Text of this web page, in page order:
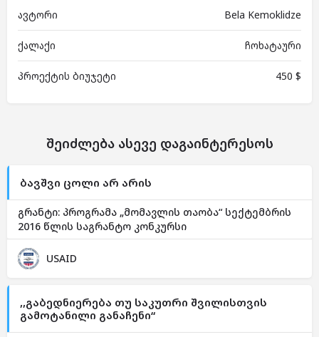
ავტორი
Bela Kemoklidze
ქალაქი ჩოხატაური
პროექტის ბიუჯეტი 450 $
შეიძლება ასევე დაგაინტერესოს
ბავშვი ცოლი არ არის
გრანტი: პროგრამა „მომავლის თაობა“ სექტემბრის
2016 წლის საგრანტო კონკურსი
USAID
,,გაბედნიერება თუ საკუთრი შვილისთვის
გამოტანილი განაჩენი“